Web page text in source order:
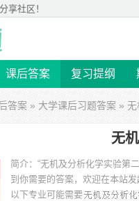
分享社区！
课后答案 复习提纲
答案 » 大学课后习题答案 » 无
无
简介： “无机及分析化学实验第
到你需要的答案，欢迎在本站发
以下专业可能需要